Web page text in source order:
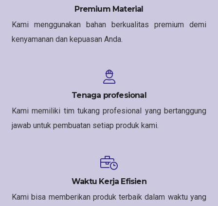
Premium Material
Kami menggunakan bahan berkualitas premium demi
kenyamanan dan kepuasan Anda.
Tenaga profesional
Kami memiliki tim tukang profesional yang bertanggung
jawab untuk pembuatan setiap produk kami.
Waktu Kerja Efisien
Kami bisa memberikan produk terbaik dalam waktu yang